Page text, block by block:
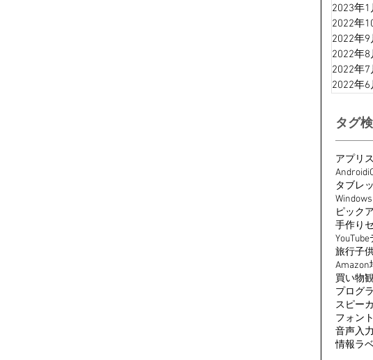
2023年1
2022年
2022年9
2022年8
2022年7
2022年6
タグ
アプリ
Android
タブレ
Windows
ピック
手作り
YouTube
旅行子
Amazon
買い物
プログ
スピー
フォント
音声入力
情報ラ